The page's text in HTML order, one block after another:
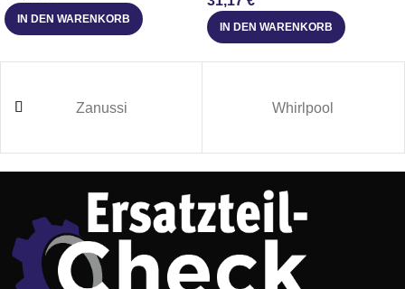
Bosch KIL32AF30/03
Bosch KIL22AD30H/01
Bosch KIR31AF30G/01
Bosch KIL42AD30H/01
IN DEN WARENKORB
IN DEN WARENKORB
Zanussi Whirlpool